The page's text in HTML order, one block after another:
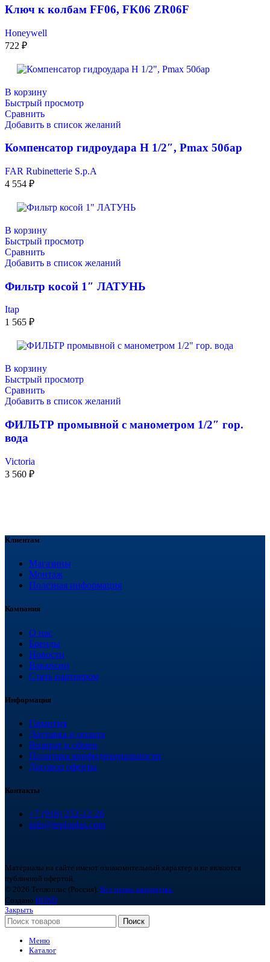
Ключ к колбам FF06, FK06 ZR06F
Honeywell
722 ₽
В корзину
Быстрый просмотр
Сравнить
Добавить в список желаний
Компенсатор гидроудара Н 1/2″, Рmax 50бар
FAR Rubinetterie S.p.A
4 554 ₽
В корзину
Быстрый просмотр
Сравнить
Добавить в список желаний
Фильтр косой 1″ ЛАТУНЬ
Itap
1 565 ₽
В корзину
Быстрый просмотр
Сравнить
Добавить в список желаний
ФИЛЬТР промывной с манометром 1/2″ гор.
вода
Victoria
3 560 ₽
Клиентам
Магазины
Монтаж
Полезная информация
Компания
О нас
Бренды
Новости
Вакансии
Стать партнером
Информация
Гарантия
Доставка и оплата
Возврат и обмен
Политика конфиденциальности
Договор оферты
Контакты
+7 (918) 252-12-26
info@teploplas.com
Материалы на сайте имеют ознакомительный характер и не являются
публичной офертой.
© 2026 Теплоплас (Россия). Все права защищены.
Создано BOND
Закрыть
Поиск
Меню
Каталог